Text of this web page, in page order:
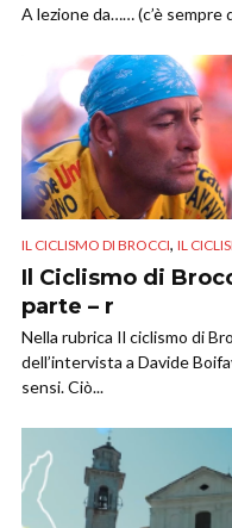
A lezione da…… (c’è sempre
IL CICLISMO DI BROCCI, IL
Il Ciclismo di
parte – r
Nella rubrica Il ciclismo di
dell’intervista a Davide
sensi. Ciò...